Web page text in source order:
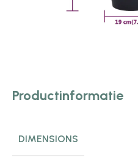
Productinformatie
DIMENSIONS